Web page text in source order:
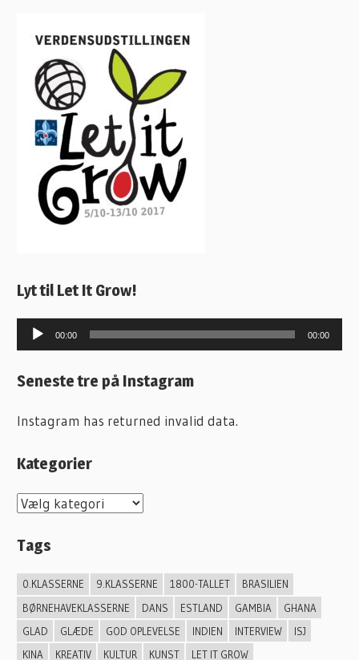
Lyt til Let It Grow!
Lydafspiller
00:00 00:00
Seneste tre på Instagram
Instagram has returned invalid data.
Kategorier
K
t
e
g
o
r
Tags
0.KLASSERNE 9.KLASSERNE 1800-TALLET
BRASILIEN
BØRNEHAVEKLASSERNE
DANS ESTLAND GAMBIA
GHANA
GLAD
GLÆDE GOD OPLEVELSE INDIEN INTERVIEW
ISJ
KINA
KREATIV KULTUR KUNST LET IT GROW